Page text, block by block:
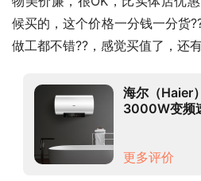
候买的，这个价格一分钱一分货
做工都不错??，感觉买值了，还
海尔（Haier
3000W变频
更多评价